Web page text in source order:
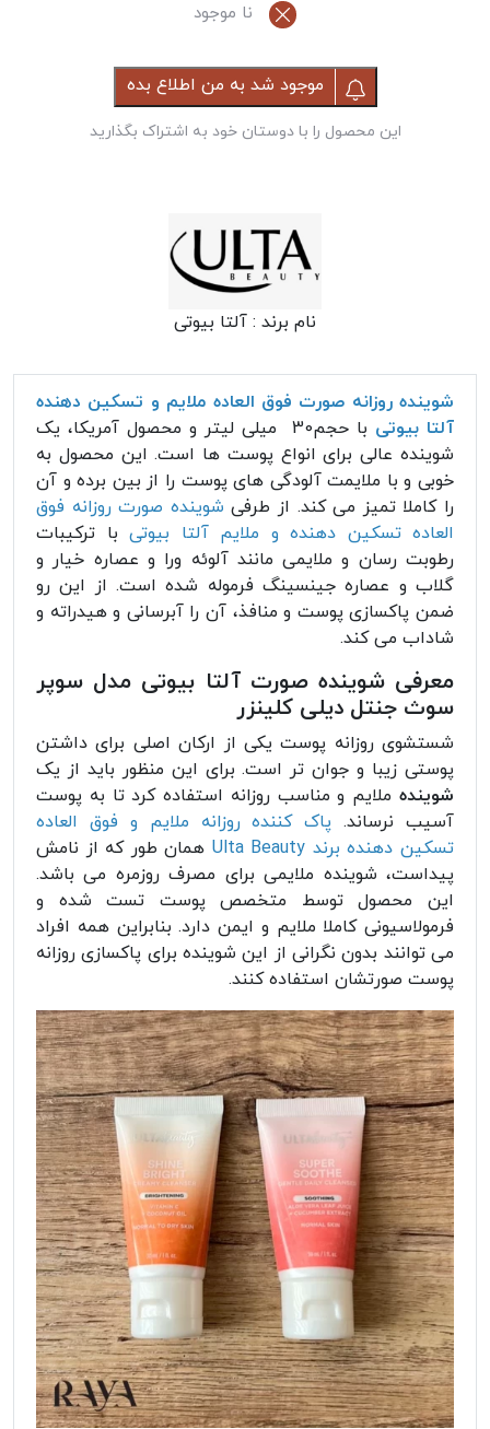
نا موجود
موجود شد به من اطلاع بده
این محصول را با دوستان خود به اشتراک بگذارید
نام برند : آلتا بیوتی
شوینده روزانه صورت فوق العاده ملایم و تسکین دهنده
آلتا بیوتی
با حجم30 میلی لیتر و محصول آمریکا، یک
شوینده عالی برای انواع پوست ها است. این محصول به
خوبی و با ملایمت آلودگی های پوست را از بین برده و آن
را کاملا تمیز می کند. از طرفی شوینده صورت روزانه فوق
العاده تسکین دهنده و ملایم آلتا بیوتی با ترکیبات
رطوبت رسان و ملایمی مانند آلوئه ورا و عصاره خیار و
گلاب و عصاره جینسینگ فرموله شده است. از این رو
ضمن پاکسازی پوست و منافذ، آن را آبرسانی و هیدراته و
شاداب می کند.
معرفی شوینده صورت آلتا بیوتی مدل سوپر
سوث جنتل دیلی کلینزر
شستشوی روزانه پوست یکی از ارکان اصلی برای داشتن
پوستی زیبا و جوان تر است. برای این منظور باید از یک
شوینده ملایم و مناسب روزانه استفاده کرد تا به پوست
آسیب نرساند. پاک کننده روزانه ملایم و فوق العاده
تسکین دهنده برند Ulta Beauty
همان طور که از نامش
پیداست، شوینده ملایمی برای مصرف روزمره می باشد.
این محصول توسط متخصص پوست تست شده و
فرمولاسیونی کاملا ملایم و ایمن دارد. بنابراین همه افراد
می توانند بدون نگرانی از این شوینده برای پاکسازی روزانه
پوست صورتشان استفاده کنند.